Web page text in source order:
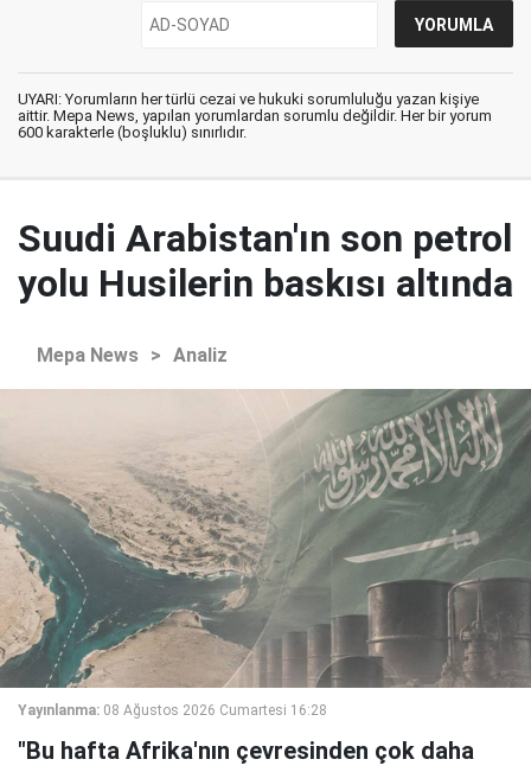
UYARI: Yorumların her türlü cezai ve hukuki sorumluluğu yazan kişiye
aittir. Mepa News, yapılan yorumlardan sorumlu değildir. Her bir yorum
600 karakterle (boşluklu) sınırlıdır.
Suudi Arabistan'ın son petrol
yolu Husilerin baskısı altında
Mepa News > Analiz
Yayınlanma: 08 Ağustos 2026 Cumartesi 16:28
"Bu hafta Afrika'nın çevresinden çok daha